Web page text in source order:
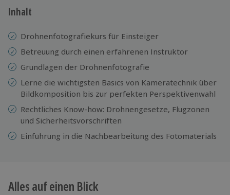
3 Jahre gültig & verlängerbar.
Inhalt
Drohnenfotografiekurs für Einsteiger
Betreuung durch einen erfahrenen Instruktor
Grundlagen der Drohnenfotografie
Lerne die wichtigsten Basics von Kameratechnik über
Bildkomposition bis zur perfekten Perspektivenwahl
Rechtliches Know-how: Drohnengesetze, Flugzonen
und Sicherheitsvorschriften
Einführung in die Nachbearbeitung des Fotomaterials
Alles auf einen Blick